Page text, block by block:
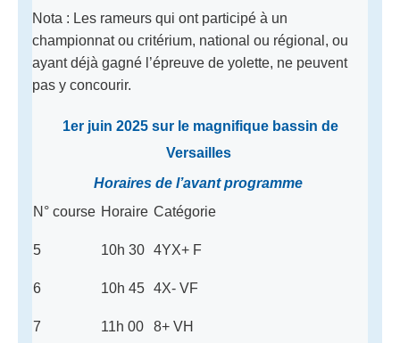
Nota : Les rameurs qui ont participé à un
championnat ou critérium, national ou régional, ou
ayant déjà gagné l’épreuve de yolette, ne peuvent
pas y concourir.
1er juin 2025 sur le magnifique bassin de
Versailles
Horaires de l’avant programme
N° course Horaire Catégorie
5 10h 30 4YX+ F
6 10h 45 4X- VF
7 11h 00 8+ VH